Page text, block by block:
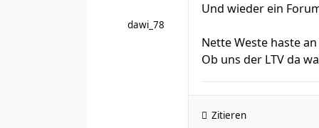
dawi_78
Und wieder ein
Nette Weste haste
Ob uns der LTV da
Zitieren